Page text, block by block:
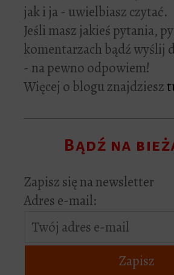
jak i ja - uwielbiasz czytać.
Jeśli masz jakieś pytania,
komentarzach bądź wyślij
- na pewno odpowiem!
Więcej o blogu znajdziesz
Bądź na
Zapisz się na newsletter
Adres e-mail: